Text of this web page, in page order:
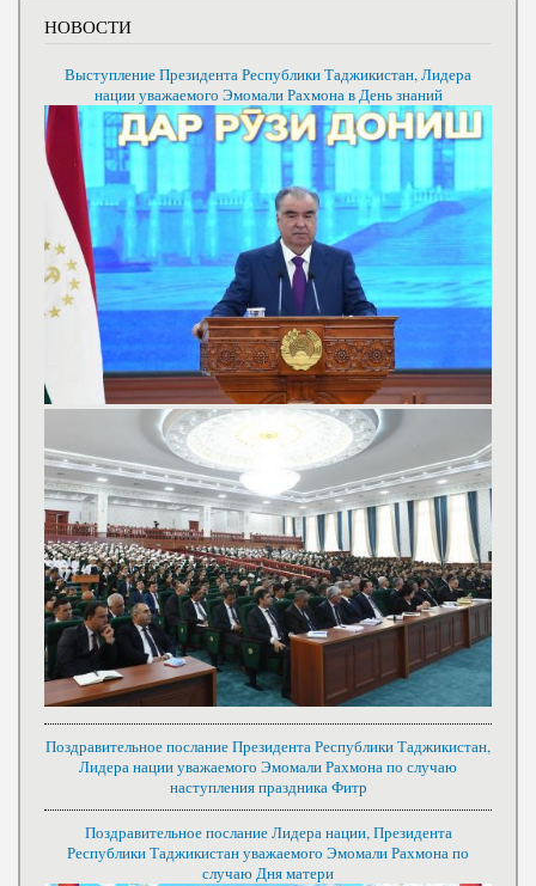
НОВОСТИ
Выступление Президента Республики Таджикистан, Лидера
нации уважаемого Эмомали Рахмона в День знаний
Поздравительное послание Президента Республики Таджикистан,
Лидера нации уважаемого Эмомали Рахмона по случаю
наступления праздника Фитр
Поздравительное послание Лидера нации, Президента
Республики Таджикистан уважаемого Эмомали Рахмона по
случаю Дня матери